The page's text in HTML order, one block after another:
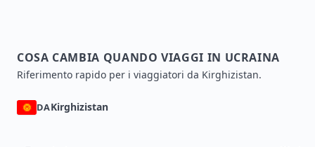
COSA CAMBIA QUANDO VIAGGI IN UCRAINA
Riferimento rapido per i viaggiatori da Kirghizistan.
DAKirghizistan